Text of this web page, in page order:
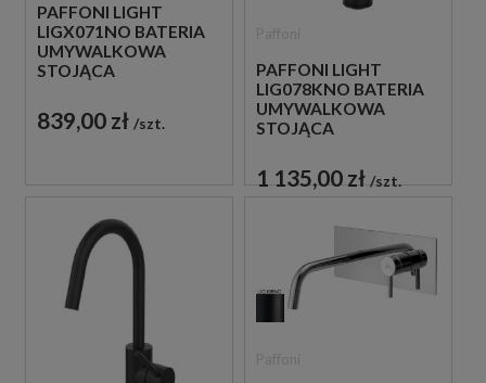
PAFFONI LIGHT
LIGX071NO BATERIA
UMYWALKOWA
STOJĄCA
CZARNA
839,00 zł szt.
PAFFONI LIGHT
LIG078KNO BATERIA
UMYWALKOWA
STOJĄCA
CZARNA
1 135,00 zł szt.